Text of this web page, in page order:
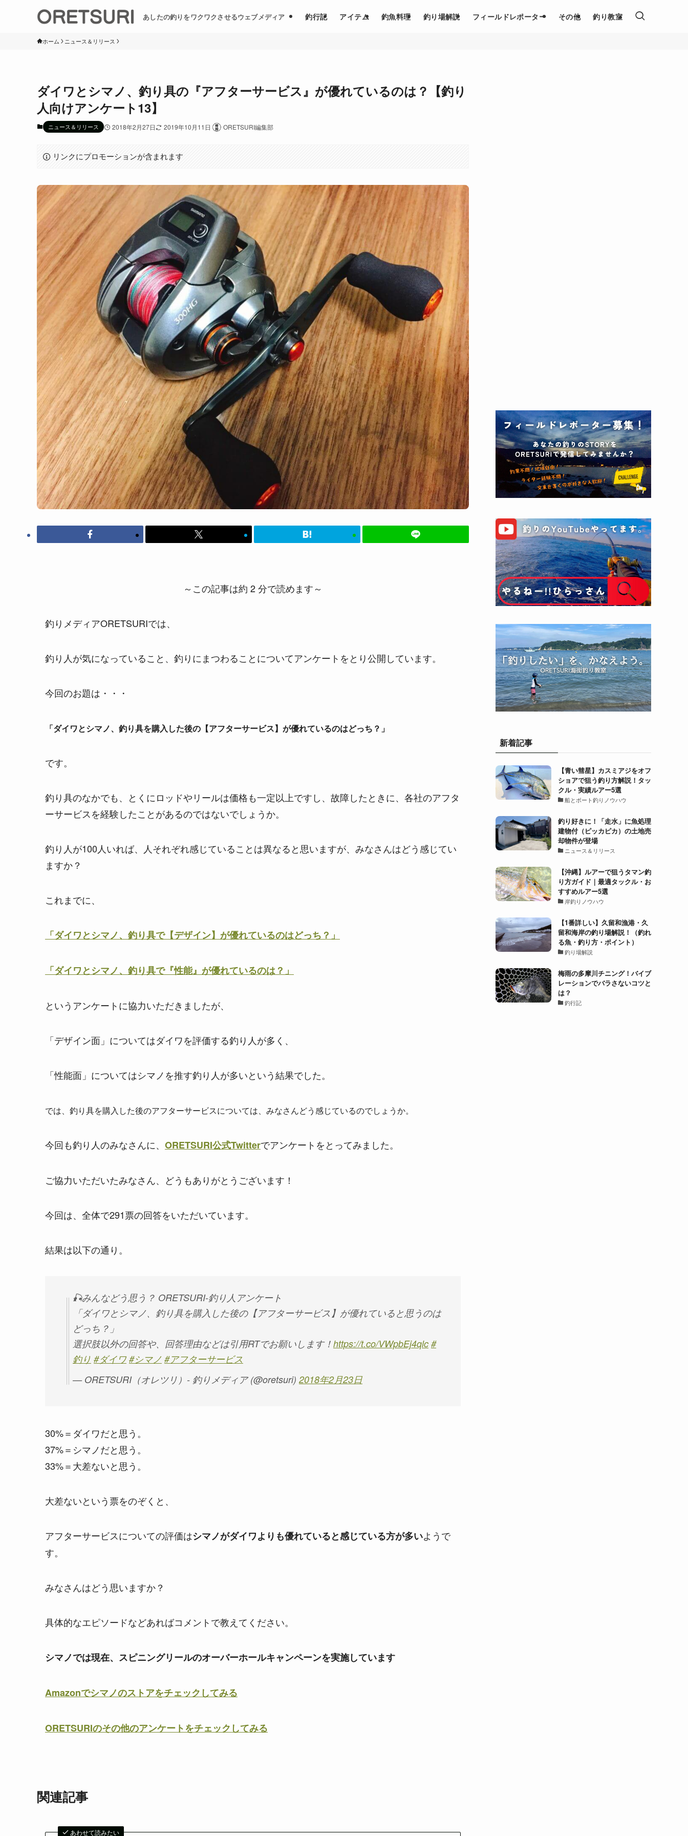
あしたの釣りをワクワクさせるウェブメディア 釣行記 アイテム 釣魚料理 釣り場解説 フィールドレポーター その他 釣り教室
ホーム ニュース＆リリース
ダイワとシマノ、釣り具の『アフターサービス』が優れているのは？【釣り
人向けアンケート13】
ニュース＆リリース 2018年2月27日 2019年10月11日 ORETSURI編集部
リンクにプロモーションが含まれます
～この記事は約 2 分で読めます～
釣りメディアORETSURIでは、
釣り人が気になっていること、釣りにまつわることについてアンケートをとり公開しています。
今回のお題は・・・
「ダイワとシマノ、釣り具を購入した後の【アフターサービス】が優れているのはどっち？」
です。
釣り具のなかでも、とくにロッドやリールは価格も一定以上ですし、故障したときに、各社のアフタ
ーサービスを経験したことがあるのではないでしょうか。
釣り人が100人いれば、人それぞれ感じていることは異なると思いますが、みなさんはどう感じてい
ますか？
これまでに、
「ダイワとシマノ、釣り具で【デザイン】が優れているのはどっち？」
「ダイワとシマノ、釣り具で『性能』が優れているのは？」
というアンケートに協力いただきましたが、
「デザイン面」についてはダイワを評価する釣り人が多く、
「性能面」についてはシマノを推す釣り人が多いという結果でした。
では、釣り具を購入した後のアフターサービスについては、みなさんどう感じているのでしょうか。
今回も釣り人のみなさんに、 ORETSURI公式Twitterでアンケートをとってみました。
ご協力いただいたみなさん、どうもありがとうございます！
今回は、全体で291票の回答をいただいています。
結果は以下の通り。
🎣みんなどう思う？ ORETSURI-釣り人アンケート
「ダイワとシマノ、釣り具を購入した後の【アフターサービス】が優れていると思うのは
どっち？」
選択肢以外の回答や、回答理由などは引用RTでお願いします！ https://t.co/VWpbEj4qlc #
釣り #ダイワ #シマノ #アフターサービス
— ORETSURI（オレツリ）- 釣りメディア (@oretsuri)2018年2月23日
30%＝ダイワだと思う。
37%＝シマノだと思う。
33%＝大差ないと思う。
大差ないという票をのぞくと、
アフターサービスについての評価はシマノがダイワよりも優れていると感じている方が多いようで
す。
みなさんはどう思いますか？
具体的なエピソードなどあればコメントで教えてください。
シマノでは現在、スピニングリールのオーバーホールキャンペーンを実施しています
Amazonでシマノのストアをチェックしてみる
ORETSURIのその他のアンケートをチェックしてみる
関連記事
あわせて読みたい
新着記事
【青い彗星】カスミアジをオフ
ショアで狙う釣り方解説！タッ
クル・実績ルアー5選
船とボート釣りノウハウ
釣り好きに！「走水」に魚処理
建物付（ピッカピカ）の土地売
却物件が登場
ニュース＆リリース
【沖縄】ルアーで狙うタマン釣
り方ガイド｜最適タックル・お
すすめルアー5選
岸釣りノウハウ
【1番詳しい】久留和漁港・久
留和海岸の釣り場解説！（釣れ
る魚・釣り方・ポイント）
釣り場解説
梅雨の多摩川チニング！バイブ
レーションでバラさないコツと
は？
釣行記